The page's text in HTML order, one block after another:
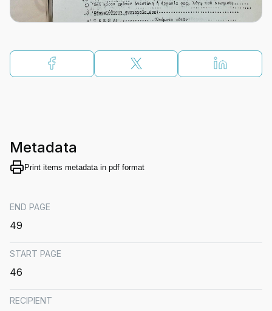
Metadata
Print items metadata in pdf format
END PAGE
49
START PAGE
46
RECIPIENT